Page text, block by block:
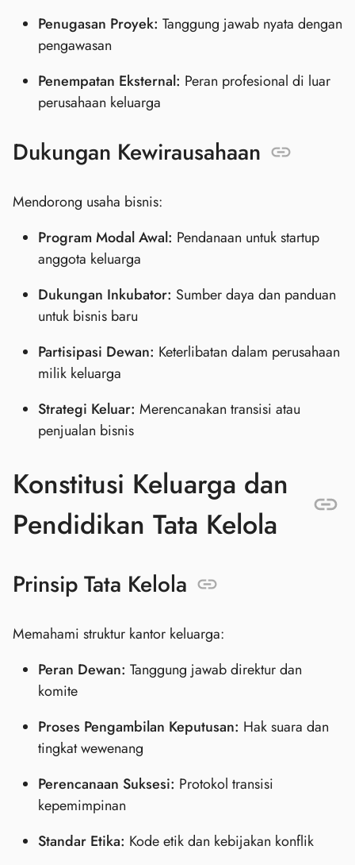
Penugasan Proyek: Tanggung jawab nyata dengan
pengawasan
Penempatan Eksternal: Peran profesional di luar
perusahaan keluarga
Dukungan Kewirausahaan
Mendorong usaha bisnis:
Program Modal Awal: Pendanaan untuk startup
anggota keluarga
Dukungan Inkubator: Sumber daya dan panduan
untuk bisnis baru
Partisipasi Dewan: Keterlibatan dalam perusahaan
milik keluarga
Strategi Keluar: Merencanakan transisi atau
penjualan bisnis
Konstitusi Keluarga dan
Pendidikan Tata Kelola
Prinsip Tata Kelola
Memahami struktur kantor keluarga:
Peran Dewan: Tanggung jawab direktur dan
komite
Proses Pengambilan Keputusan: Hak suara dan
tingkat wewenang
Perencanaan Suksesi: Protokol transisi
kepemimpinan
Standar Etika: Kode etik dan kebijakan konflik